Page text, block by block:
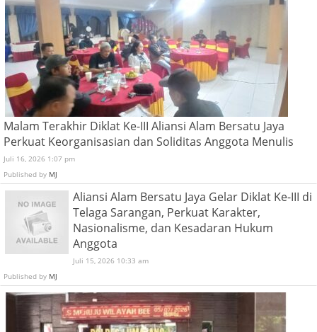
Malam Terakhir Diklat Ke-III Aliansi Alam Bersatu Jaya
Perkuat Keorganisasian dan Soliditas Anggota Menulis
Juli 16, 2026 1:07 pm
Published by MJ
Aliansi Alam Bersatu Jaya Gelar Diklat Ke-III di
Telaga Sarangan, Perkuat Karakter,
Nasionalisme, dan Kesadaran Hukum
Anggota
Juli 15, 2026 10:33 am
Published by MJ